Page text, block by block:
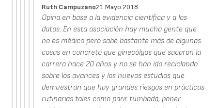
Ruth Campuzano21 Mayo 2018
Opina en base a la evidencia científica y a los
datos. En esta asociación hay mucha gente que
no es médico pero sabe bastante más de algunas
cosas en concreto que ginecólgos que sacaron la
carrera hace 20 años y no se han ido reciclando
sobre los avances y los nuevos estudios que
demuestran que hay grandes riesgos en prácticas
rutinarias tales como parir tumbada, poner